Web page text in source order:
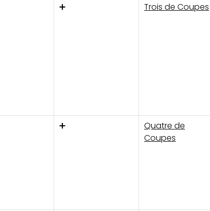
➕ Trois de Coupes
➕
Quatre de
Coupes